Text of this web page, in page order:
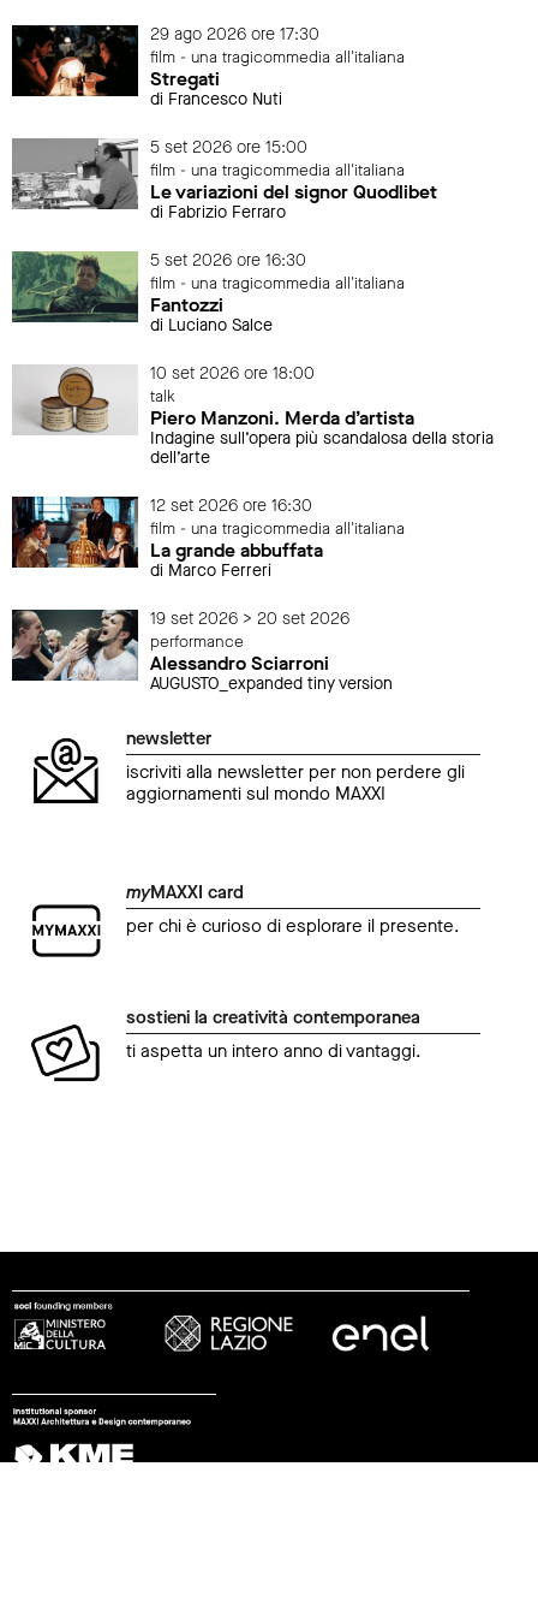
29 ago 2026 ore 17:30
film - una tragicommedia all'italiana
Stregati
di Francesco Nuti
5 set 2026 ore 15:00
film - una tragicommedia all'italiana
Le variazioni del signor Quodlibet
di Fabrizio Ferraro
5 set 2026 ore 16:30
film - una tragicommedia all'italiana
Fantozzi
di Luciano Salce
10 set 2026 ore 18:00
talk
Piero Manzoni. Merda d’artista
Indagine sull’opera più scandalosa della storia
dell’arte
12 set 2026 ore 16:30
film - una tragicommedia all'italiana
La grande abbuffata
di Marco Ferreri
19 set 2026 > 20 set 2026
performance
Alessandro Sciarroni
AUGUSTO_expanded tiny version
newsletter
iscriviti alla newsletter per non perdere gli
aggiornamenti sul mondo MAXXI
myMAXXI card
per chi è curioso di esplorare il presente.
sostieni la creatività contemporanea
ti aspetta un intero anno di vantaggi.